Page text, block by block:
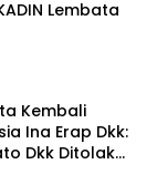
Lembata
Kembali
Ina Erap Dkk:
Dkk Ditolak